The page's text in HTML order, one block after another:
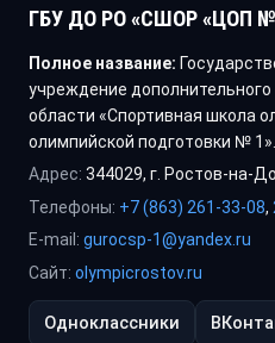
ГБУ ДО РО «СШОР «ЦОП №
Полное название:
учреждение
области «Спортивная школа
олимпийской подготовки № 1».
Адрес: 344029, г. Ростов-на-
Телефоны: +7 (863) 261-33-08,
E-mail: gurocsp-1@yandex.ru
Сайт: olympicrostov.ru
Одноклассники